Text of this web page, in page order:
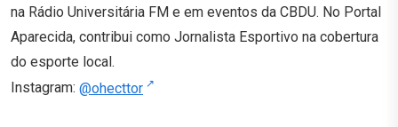
na Rádio Universitária FM e em eventos da CBDU. No Portal
Aparecida, contribui como Jornalista Esportivo na cobertura
do esporte local.
Instagram: @ohecttor